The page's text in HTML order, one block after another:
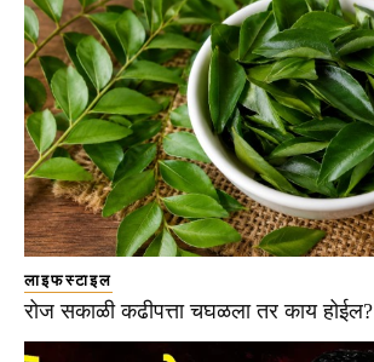
लाइफस्टाइल
रोज सकाळी कढीपत्ता चघळला तर काय होईल?